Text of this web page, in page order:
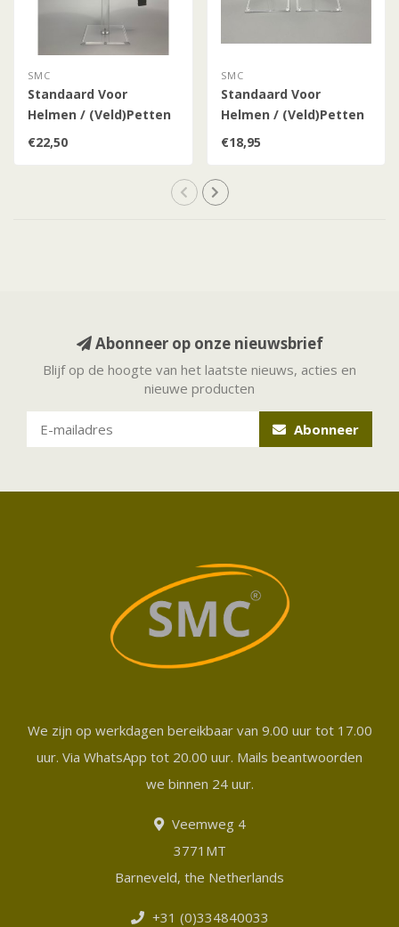
SMC
Standaard Voor
Helmen / (Veld)Petten
/ Hoeden / 37 cm
€22,50
SMC
Standaard Voor
Helmen / (Veld)Petten
/ Hoeden / 22 cm
€18,95
Abonneer op onze nieuwsbrief
Blijf op de hoogte van het laatste nieuws, acties en
nieuwe producten
Abonneer
We zijn op werkdagen bereikbaar van 9.00 uur tot 17.00
uur. Via WhatsApp tot 20.00 uur. Mails beantwoorden
we binnen 24 uur.
Veemweg 4
3771MT
Barneveld, the Netherlands
+31 (0)334840033